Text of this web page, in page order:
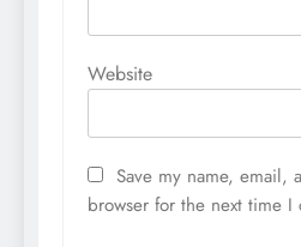
Website
Save my name, email,
browser for the next time I